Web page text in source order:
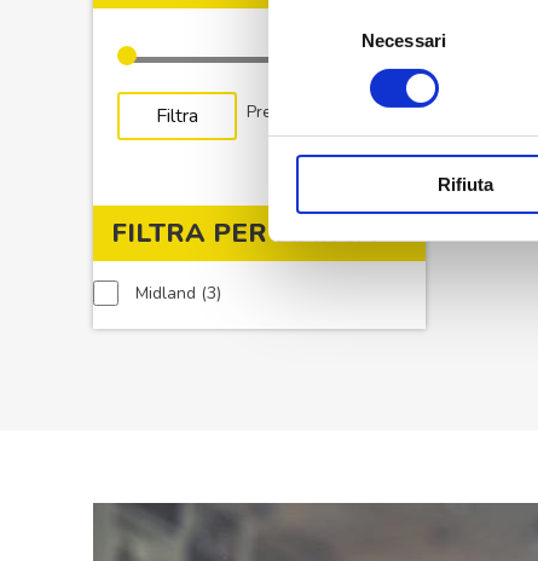
Selezione
consenso
Necessari
Rifiuta
Prezzo
Min
Prezzo
Max
Filtra Prezzo: €130
FILTRA PER MARCA
Midland 33